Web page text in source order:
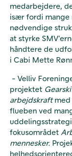
medarbejdere,
især fordi mange
nødvendige
at styrke
håndtere de
i Cabi Mette
- Velliv
projektet
arbejdskraftmed
flueben ved
fokusområdet
mennesker.